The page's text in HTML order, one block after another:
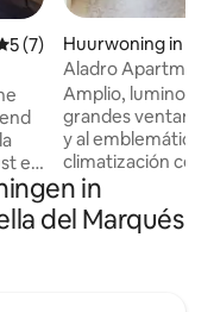
beoordeling
5 (7)
en
Huurwoning in
ontera
Aladro
suite 9
Amplio,
grandes
y al emblemático
climatización
domótica
iluminación,
cocina
in
del Marqués